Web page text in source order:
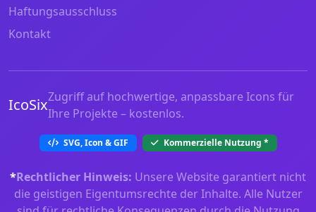
Haftungsausschluss
Kontakt
IcoSixZugriff auf hochwertige, anpassbare Icons für
Ihre Projekte – kostenlos.
SVG, Icon & GIF Kommerzielle Nutzung *
*Rechtlicher Hinweis: Unsere Website garantiert nicht
die geistigen Eigentumsrechte der Inhalte. Alle Nutzer